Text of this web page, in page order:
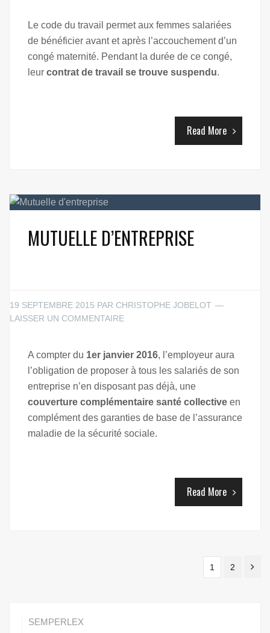
Le code du travail permet aux femmes salariées
de bénéficier avant et après l’accouchement d’un
congé maternité. Pendant la durée de ce congé,
leur contrat de travail se trouve suspendu.
Read More
MUTUELLE D’ENTREPRISE
19 SEPTEMBRE 2015 PAR CHRISTOPHE JOBELOT
LAISSER UN COMMENTAIRE
A compter du 1er janvier 2016, l’employeur aura
l’obligation de proposer à tous les salariés de son
entreprise n’en disposant pas déjà, une
couverture complémentaire santé collective en
complément des garanties de base de l’assurance
maladie de la sécurité sociale.
Read More
1 2
SEMPERLEX